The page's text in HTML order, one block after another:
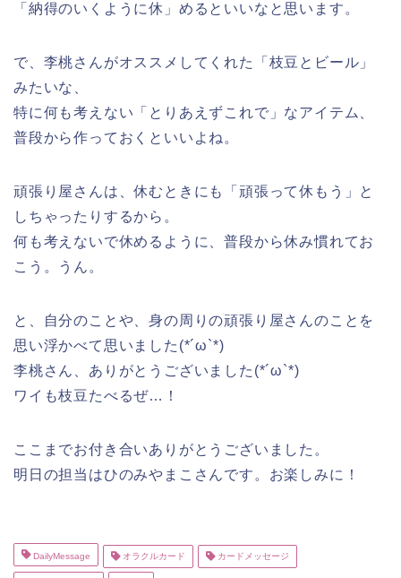
「納得のいくように休」めるといいなと思います。
で、李桃さんがオススメしてくれた「枝豆とビール」
みたいな、
特に何も考えない「とりあえずこれで」なアイテム、
普段から作っておくといいよね。
頑張り屋さんは、休むときにも「頑張って休もう」と
しちゃったりするから。
何も考えないで休めるように、普段から休み慣れてお
こう。うん。
と、自分のことや、身の周りの頑張り屋さんのことを
思い浮かべて思いました(*´ω`*)
李桃さん、ありがとうございました(*´ω`*)
ワイも枝豆たべるぜ…！
ここまでお付き合いありがとうございました。
明日の担当はひのみやまこさんです。お楽しみに！
DailyMessage オラクルカード カードメッセージ